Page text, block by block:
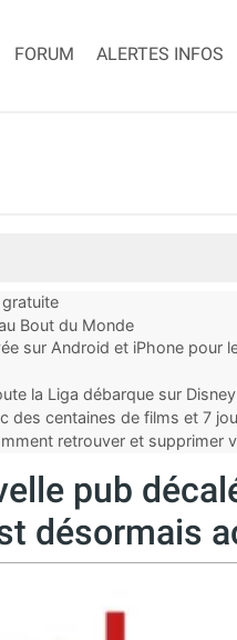
FORUM ALERTES INFOS
gratuite
Bout du Monde
sur Android et iPhone pour
la Liga débarque sur
des centaines de films et 7
retrouver et supprimer
pub
désormais